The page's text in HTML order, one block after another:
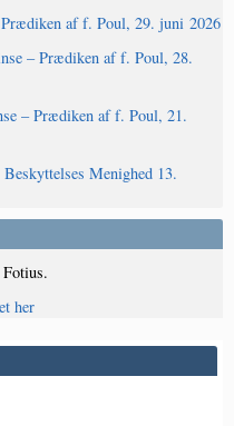
af f. Poul, 29. juni 2026
– Prædiken af f. Poul, 28.
– Prædiken af f. Poul, 21.
Menighed 13.
her